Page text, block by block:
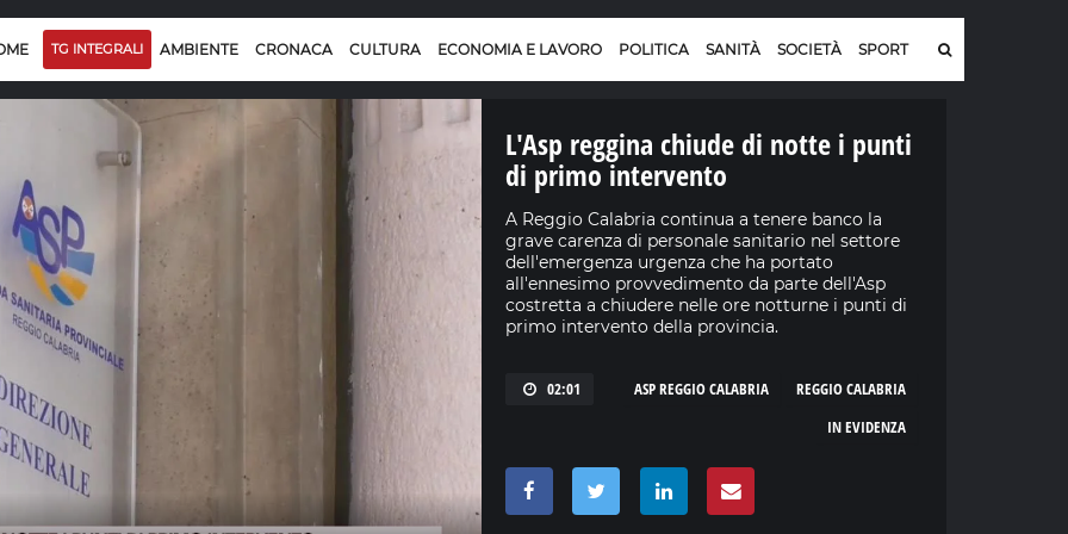
TG INTEGRALI AMBIENTE CRONACA CULTURA ECONOMIA E LAVORO POLITICA SANITÀ SOCIETÀ SPORT
L'Asp reggina chiude di notte i punti
di primo intervento
A Reggio Calabria continua a tenere banco la
grave carenza di personale sanitario nel settore
dell'emergenza urgenza che ha portato
all'ennesimo provvedimento da parte dell'Asp
costretta a chiudere nelle ore notturne i punti di
primo intervento della provincia.
02:01 REGGIO CALABRIA
ASP REGGIO CALABRIA
IN EVIDENZA